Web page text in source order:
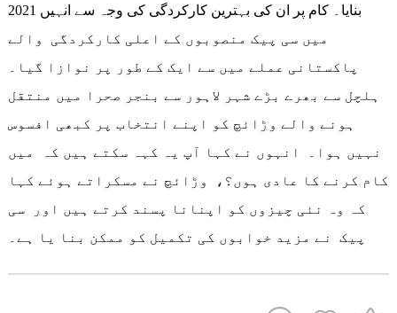
بنایا۔ کام پر ان کی بہترین کارکردگی کی وجہ سے انہیں 2021
میں سی پیک منصوبوں کے اعلی کارکردگی والے
پاکستانی عملے میں سے ایک کے طور پر نوازا گیا۔
ہلچل سے بھرے بڑے شہر لاہور سے بنجر صحرا میں منتقل
ہونے والے وڑائچ کو اپنے انتخاب پر کبھی افسوس
نہیں ہوا۔ انہوں نے کہا آپ یہ کہہ سکتے ہیں کہ میں
کام کرنے کا عادی ہوں؟، وڑائچ نے مسکراتے ہوئے کہا
کہ وہ نئی چیزوں کو اپنانا پسند کرتے ہیں اور سی
پیک نے مزید خوابوں کی تکمیل کو ممکن بنا یا ہے۔